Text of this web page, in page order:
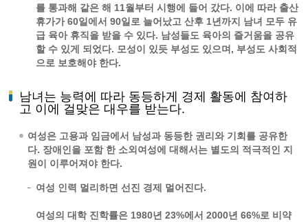
를 통과해 같은 해 11월부터 시행에 들어 갔다. 이에 따라 출산
휴가가 60일에서 90일로 늘어났고 산후 1년까지 남녀 모두 유
급 육아 휴직을 받을 수 있다. 남성들도 육아의 즐거움을 공유
할 수 있게 되었다. 모성이 있듯 부성도 있으며, 부성도 사회적
으로 보호해야 한다.
남녀는 능력에 따라 동등하게 경제 활동에 참여하
고 이에 걸맞은 대우를 받는다.
여성은 고용과 임금에서 남성과 동등한 권리와 기회를 공유한
다. 장애인을 포함 한 소외여성에 대해서는 별도의 적극적인 지
원이 이루어져야 한다.
여성 인력 멀리하면 선진 경제 멀어진다.
여성의 대학 진학률은 1980년 23%에서 2000년 66%로 비약